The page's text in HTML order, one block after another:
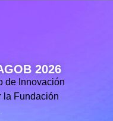
2026
de Innovación
la Fundación